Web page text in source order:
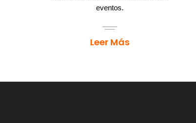
eventos.
Leer Más